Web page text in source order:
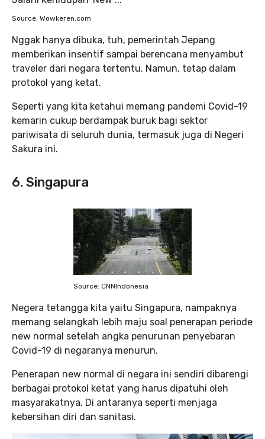
Source: Wowkeren.com
Nggak hanya dibuka, tuh, pemerintah Jepang
memberikan insentif sampai berencana menyambut
traveler dari negara tertentu. Namun, tetap dalam
protokol yang ketat.
Seperti yang kita ketahui memang pandemi Covid-19
kemarin cukup berdampak buruk bagi sektor
pariwisata di seluruh dunia, termasuk juga di Negeri
Sakura ini.
6. Singapura
Source: CNNIndonesia
Negera tetangga kita yaitu Singapura, nampaknya
memang selangkah lebih maju soal penerapan periode
new normal setelah angka penurunan penyebaran
Covid-19 di negaranya menurun.
Penerapan new normal di negara ini sendiri dibarengi
berbagai protokol ketat yang harus dipatuhi oleh
masyarakatnya. Di antaranya seperti menjaga
kebersihan diri dan sanitasi.